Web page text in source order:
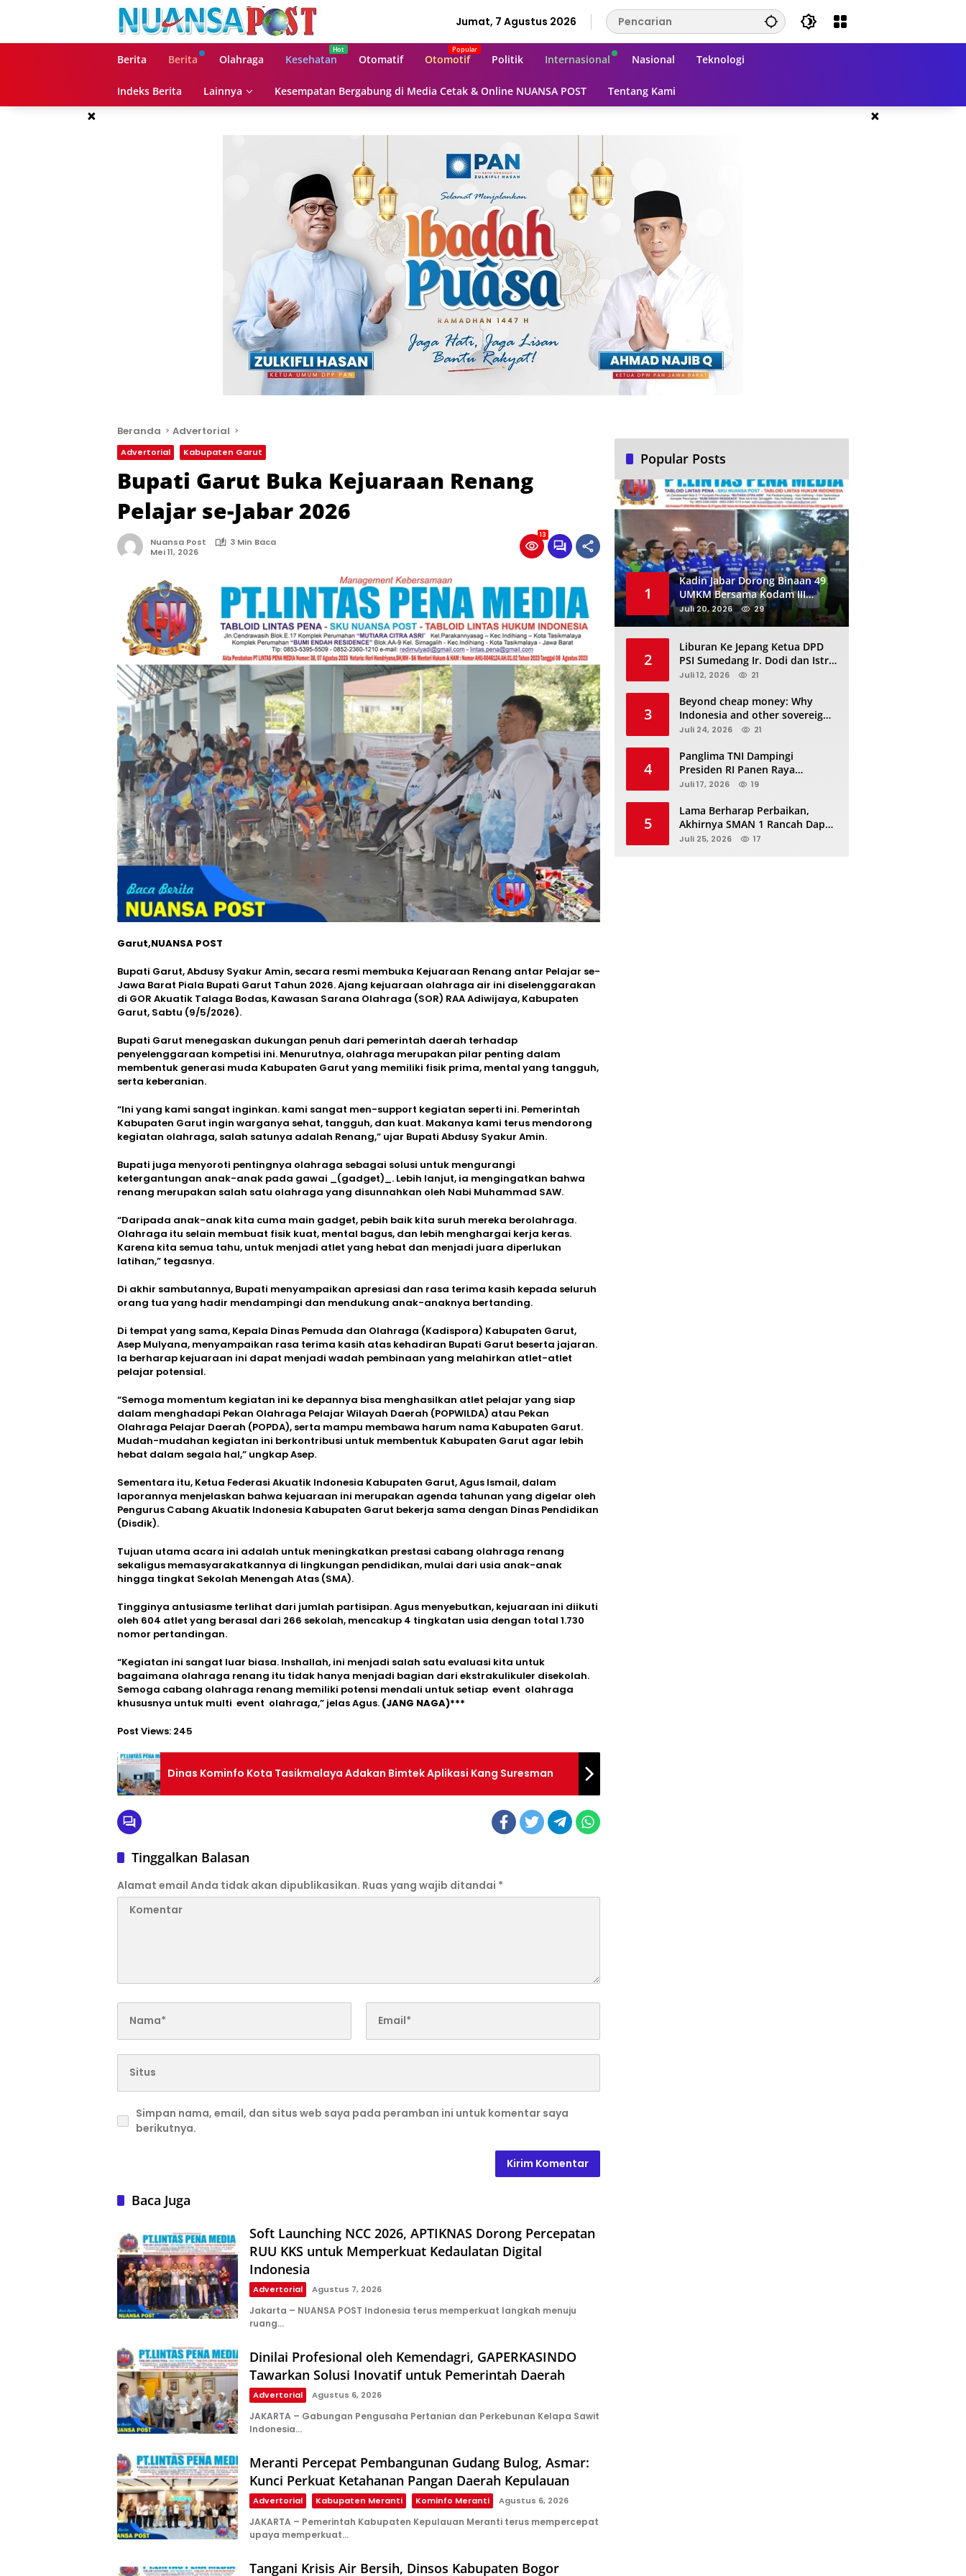
Jumat, 7 Agustus 2026
Berita Berita Olahraga Kesehatan Otomatif Otomotif Politik Internasional Nasional Teknologi
Indeks Berita Lainnya Kesempatan Bergabung di Media Cetak & Online NUANSA POST Tentang Kami
× ×
Beranda Advertorial
Advertorial Kabupaten Garut
Bupati Garut Buka Kejuaraan Renang
Pelajar se-Jabar 2026
Nuansa Post
3 Min Baca
Mei 11, 2026
13
Garut,NUANSA POST
Bupati Garut, Abdusy Syakur Amin, secara resmi membuka Kejuaraan Renang antar Pelajar se-
Jawa Barat Piala Bupati Garut Tahun 2026. Ajang kejuaraan olahraga air ini diselenggarakan
di GOR Akuatik Talaga Bodas, Kawasan Sarana Olahraga (SOR) RAA Adiwijaya, Kabupaten
Garut, Sabtu (9/5/2026).
Bupati Garut menegaskan dukungan penuh dari pemerintah daerah terhadap
penyelenggaraan kompetisi ini. Menurutnya, olahraga merupakan pilar penting dalam
membentuk generasi muda Kabupaten Garut yang memiliki fisik prima, mental yang tangguh,
serta keberanian.
“Ini yang kami sangat inginkan. kami sangat men-support kegiatan seperti ini. Pemerintah
Kabupaten Garut ingin warganya sehat, tangguh, dan kuat. Makanya kami terus mendorong
kegiatan olahraga, salah satunya adalah Renang,” ujar Bupati Abdusy Syakur Amin.
Bupati juga menyoroti pentingnya olahraga sebagai solusi untuk mengurangi
ketergantungan anak-anak pada gawai _(gadget)_. Lebih lanjut, ia mengingatkan bahwa
renang merupakan salah satu olahraga yang disunnahkan oleh Nabi Muhammad SAW.
“Daripada anak-anak kita cuma main gadget, pebih baik kita suruh mereka berolahraga.
Olahraga itu selain membuat fisik kuat, mental bagus, dan lebih menghargai kerja keras.
Karena kita semua tahu, untuk menjadi atlet yang hebat dan menjadi juara diperlukan
latihan,” tegasnya.
Di akhir sambutannya, Bupati menyampaikan apresiasi dan rasa terima kasih kepada seluruh
orang tua yang hadir mendampingi dan mendukung anak-anaknya bertanding.
Di tempat yang sama, Kepala Dinas Pemuda dan Olahraga (Kadispora) Kabupaten Garut,
Asep Mulyana, menyampaikan rasa terima kasih atas kehadiran Bupati Garut beserta jajaran.
Ia berharap kejuaraan ini dapat menjadi wadah pembinaan yang melahirkan atlet-atlet
pelajar potensial.
“Semoga momentum kegiatan ini ke depannya bisa menghasilkan atlet pelajar yang siap
dalam menghadapi Pekan Olahraga Pelajar Wilayah Daerah (POPWILDA) atau Pekan
Olahraga Pelajar Daerah (POPDA), serta mampu membawa harum nama Kabupaten Garut.
Mudah-mudahan kegiatan ini berkontribusi untuk membentuk Kabupaten Garut agar lebih
hebat dalam segala hal,” ungkap Asep.
Sementara itu, Ketua Federasi Akuatik Indonesia Kabupaten Garut, Agus Ismail, dalam
laporannya menjelaskan bahwa kejuaraan ini merupakan agenda tahunan yang digelar oleh
Pengurus Cabang Akuatik Indonesia Kabupaten Garut bekerja sama dengan Dinas Pendidikan
(Disdik).
Tujuan utama acara ini adalah untuk meningkatkan prestasi cabang olahraga renang
sekaligus memasyarakatkannya di lingkungan pendidikan, mulai dari usia anak-anak
hingga tingkat Sekolah Menengah Atas (SMA).
Tingginya antusiasme terlihat dari jumlah partisipan. Agus menyebutkan, kejuaraan ini diikuti
oleh 604 atlet yang berasal dari 266 sekolah, mencakup 4 tingkatan usia dengan total 1.730
nomor pertandingan.
“Kegiatan ini sangat luar biasa. Inshallah, ini menjadi salah satu evaluasi kita untuk
bagaimana olahraga renang itu tidak hanya menjadi bagian dari ekstrakulikuler disekolah.
Semoga cabang olahraga renang memiliki potensi mendali untuk setiap event olahraga
khususnya untuk multi event olahraga,” jelas Agus. (JANG NAGA)***
Post Views: 245
Dinas Kominfo Kota Tasikmalaya Adakan Bimtek Aplikasi Kang Suresman
Tinggalkan Balasan
Alamat email Anda tidak akan dipublikasikan. Ruas yang wajib ditandai *
Simpan nama, email, dan situs web saya pada peramban ini untuk komentar saya
berikutnya.
Baca Juga
Soft Launching NCC 2026, APTIKNAS Dorong Percepatan
RUU KKS untuk Memperkuat Kedaulatan Digital
Indonesia
Advertorial Agustus 7, 2026
Jakarta – NUANSA POST Indonesia terus memperkuat langkah menuju
ruang…
Dinilai Profesional oleh Kemendagri, GAPERKASINDO
Tawarkan Solusi Inovatif untuk Pemerintah Daerah
Advertorial Agustus 6, 2026
JAKARTA – Gabungan Pengusaha Pertanian dan Perkebunan Kelapa Sawit
Indonesia…
Meranti Percepat Pembangunan Gudang Bulog, Asmar:
Kunci Perkuat Ketahanan Pangan Daerah Kepulauan
Advertorial Kabupaten Meranti Kominfo Meranti Agustus 6, 2026
JAKARTA – Pemerintah Kabupaten Kepulauan Meranti terus mempercepat
upaya memperkuat…
Tangani Krisis Air Bersih, Dinsos Kabupaten Bogor
Popular Posts
1
Kadin Jabar Dorong Binaan 49
UMKM Bersama Kodam III
Siliwangi Sambil Nobar Final
Piala Dunia, Akan Ada Investor
Juli 20, 2026 29
2
Liburan Ke Jepang Ketua DPD
PSI Sumedang Ir. Dodi dan Istri
Kibarkan Bendera PSI “Jangan
Juli 12, 2026 21
3
Beyond cheap money: Why
Indonesia and other sovereigns
are turning to panda bonds
Juli 24, 2026 21
4
Panglima TNI Dampingi
Presiden RI Panen Raya
Terpadu TNI, Perkuat
Juli 17, 2026 19
5
Lama Berharap Perbaikan,
Akhirnya SMAN 1 Rancah Dapat
Revitalisasi dan Kini Sedang
Juli 25, 2026 17